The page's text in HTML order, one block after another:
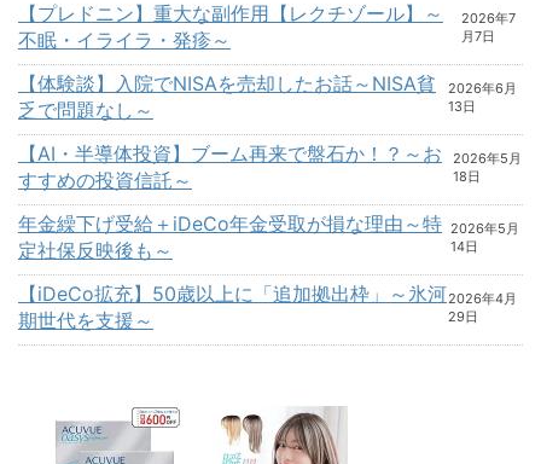
【プレドニン】重大な副作用【レクチゾール】～
不眠・イライラ・発疹～
2026年7
月7日
【体験談】入院でNISAを売却したお話～NISA貧
乏で問題なし～
2026年6月
13日
【AI・半導体投資】ブーム再来で盤石か！？～お
すすめの投資信託～
2026年5月
18日
年金繰下げ受給＋iDeCo年金受取が損な理由～特
定社保反映後も～
2026年5月
14日
【iDeCo拡充】50歳以上に「追加拠出枠」～氷河
期世代を支援～
2026年4月
29日